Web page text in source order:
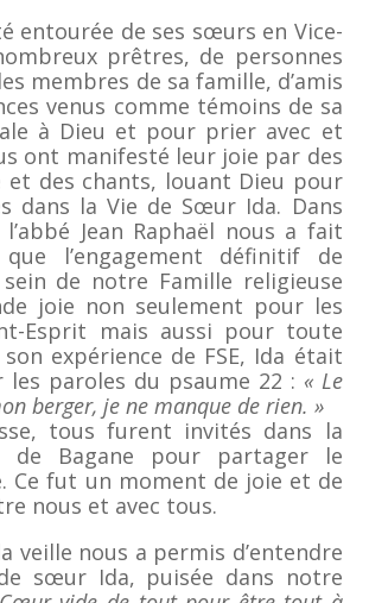
entourée de ses sœurs en Vice-
prêtres, de personnes
membres de sa famille, d’amis
venus comme témoins de sa
à Dieu et pour prier avec et
ont manifesté leur joie par des
et des chants, louant Dieu pour
dans la Vie de Sœur Ida. Dans
Jean Raphaël nous a fait
l’engagement définitif de
de notre Famille religieuse
joie non seulement pour les
Esprit mais aussi pour toute
son expérience de FSE, Ida était
les paroles du psaume 22 : « Le
berger, je ne manque de rien. »
tous furent invités dans la
de Bagane pour partager le
Ce fut un moment de joie et de
nous et avec tous.
veille nous a permis d’entendre
de sœur Ida, puisée dans notre